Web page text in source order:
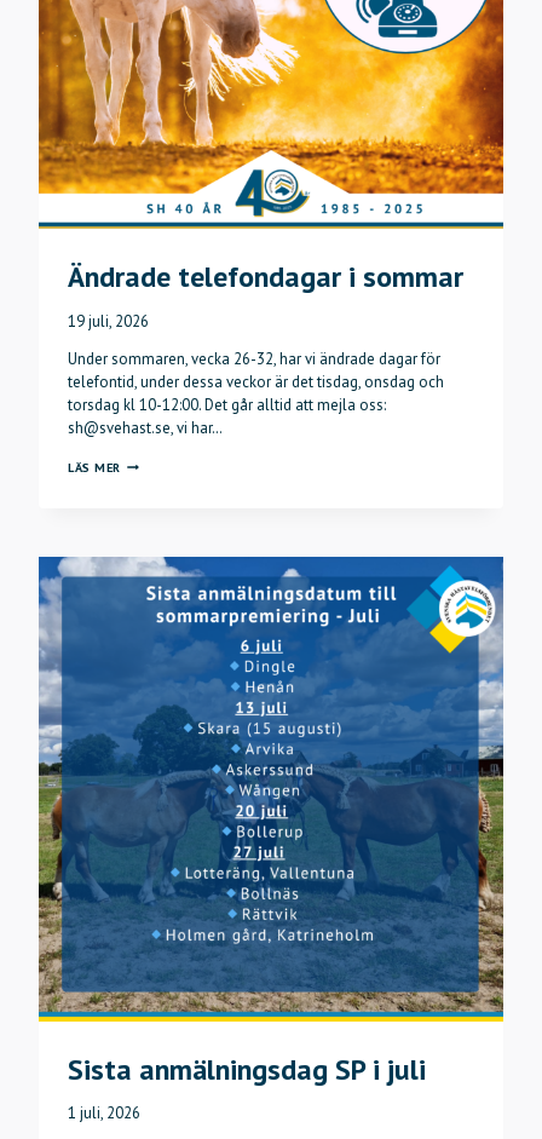
Ändrade telefondagar i sommar
19 juli, 2026
Under sommaren, vecka 26-32, har vi ändrade dagar för
telefontid, under dessa veckor är det tisdag, onsdag och
torsdag kl 10-12:00. Det går alltid att mejla oss:
sh@svehast.se, vi har…
LÄS MER ÄNDRADE
Sista anmälningsdag SP i juli
1 juli, 2026